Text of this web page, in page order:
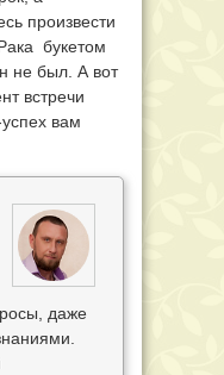
произвести
букетом
не был. А вот
встречи
вам
даже